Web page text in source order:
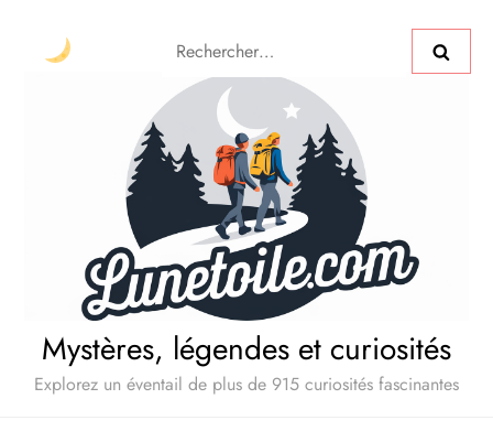
Mystères, légendes et curiosités
Explorez un éventail de plus de 915 curiosités fascinantes